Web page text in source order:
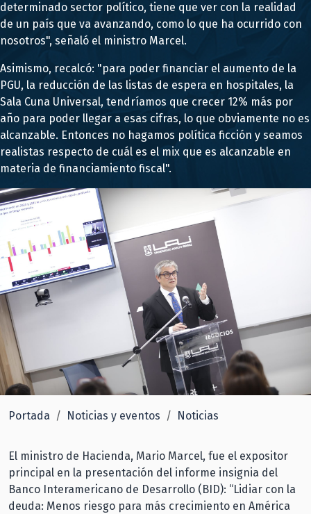
determinado sector político, tiene que ver con la realidad
de un país que va avanzando, como lo que ha ocurrido con
nosotros", señaló el ministro Marcel.
Asimismo, recalcó: "para poder financiar el aumento de la
PGU, la reducción de las listas de espera en hospitales, la
Sala Cuna Universal, tendríamos que crecer 12% más por
año para poder llegar a esas cifras, lo que obviamente no es
alcanzable. Entonces no hagamos política ficción y seamos
realistas respecto de cuál es el mix que es alcanzable en
materia de financiamiento fiscal".
Portada Noticias y eventos Noticias
El ministro de Hacienda, Mario Marcel, fue el expositor
principal en la presentación del informe insignia del
Banco Interamericano de Desarrollo (BID): “Lidiar con la
deuda: Menos riesgo para más crecimiento en América